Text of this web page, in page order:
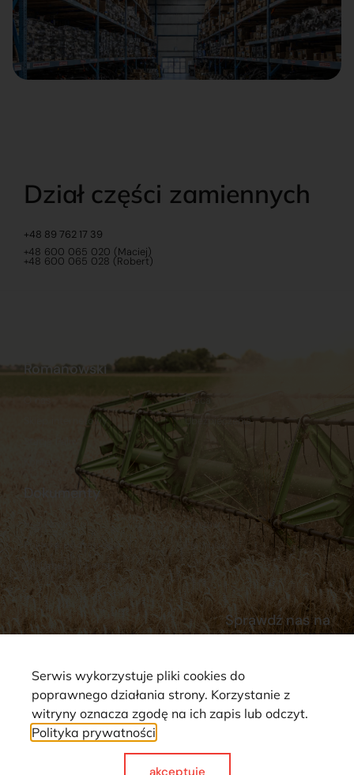
Dział części zamiennych
+48 89 762 17 39
+48 600 065 020 (Maciej)
+48 600 065 028 (Robert)
Dokumenty
Regulamin
Polityka prywatności
Reklamacje i zwroty
Dostawy
Płatności
Romanowski
Sklep internetowy
Praca
Ubezpieczenia
Sprawdź nas na
Strona wykorzystuje pliki cookie. Wszystkie prawa zastrzeżone ©
Serwis wykorzystuje pliki cookies do
poprawnego działania strony. Korzystanie z
witryny oznacza zgodę na ich zapis lub odczyt.
Polityka prywatności
akceptuje